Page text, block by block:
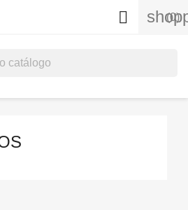
(0)
